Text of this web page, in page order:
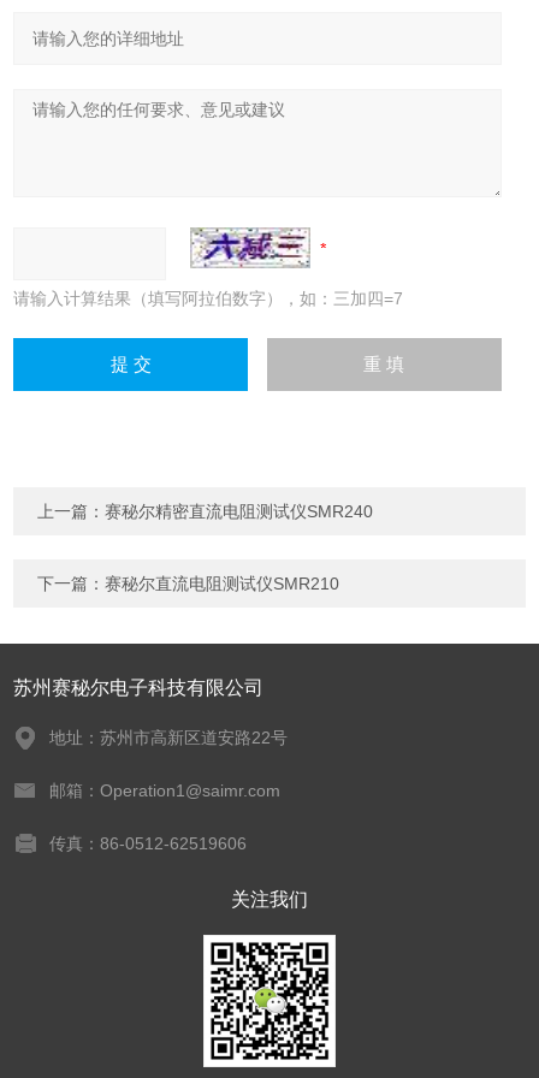
请输入计算结果（填写阿拉伯数字），如：三加四=7
上一篇：赛秘尔精密直流电阻测试仪SMR240
下一篇：赛秘尔直流电阻测试仪SMR210
苏州赛秘尔电子科技有限公司
地址：苏州市高新区道安路22号
邮箱：Operation1@saimr.com
传真：86-0512-62519606
关注我们